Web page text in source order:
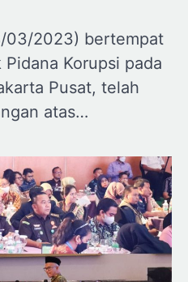
03/2023) bertempat
Korupsi pada
Pusat, telah
atas…